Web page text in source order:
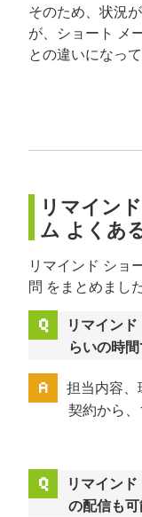
そのため、状況
が、ショート メ
との違いになっ
リマイン
ム よくあ
リマインド ショ
問 をまとめまし
リマイン
らいの時
担当内容
契約から、
リマイン
の配信も